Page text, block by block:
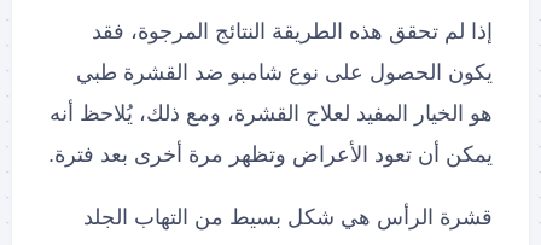
إذا لم تحقق هذه الطريقة النتائج المرجوة، فقد
يكون الحصول على نوع شامبو ضد القشرة طبي
هو الخيار المفيد لعلاج القشرة، ومع ذلك، يُلاحظ أنه
يمكن أن تعود الأعراض وتظهر مرة أخرى بعد فترة.
قشرة الرأس هي شكل بسيط من التهاب الجلد